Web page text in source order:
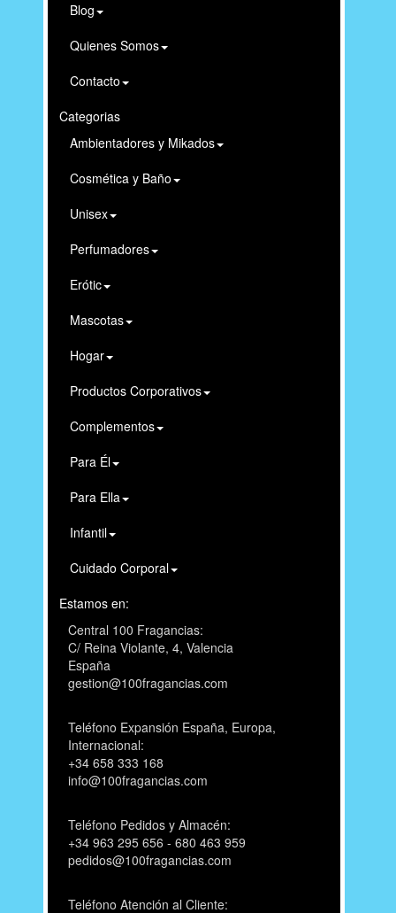
Blog
Quienes Somos
Contacto
Categorias
Ambientadores y Mikados
Cosmética y Baño
Unisex
Perfumadores
Erótic
Mascotas
Hogar
Productos Corporativos
Complementos
Para Él
Para Ella
Infantil
Cuidado Corporal
Estamos en:
Central 100 Fragancias:
C/ Reina Violante, 4, Valencia
España
gestion@100fragancias.com
Teléfono Expansión España, Europa,
Internacional:
+34 658 333 168
info@100fragancias.com
Teléfono Pedidos y Almacén:
+34 963 295 656 - 680 463 959
pedidos@100fragancias.com
Teléfono Atención al Cliente: